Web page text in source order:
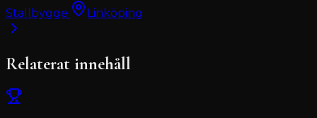
Stallbygge· Linköping
Relaterat innehåll